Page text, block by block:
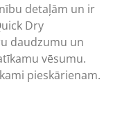
detaļām un ir
Dry
daudzumu un
vēsumu.
pieskārienam.